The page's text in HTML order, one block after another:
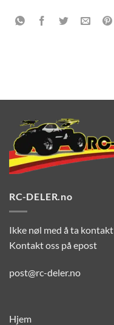
RC-DELER.no
Ikke nøl med å ta kontakt
Kontakt oss på epost
post@rc-deler.no
Hjem